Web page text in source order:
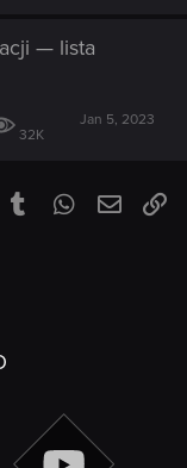
— lista
32K
Jan 5, 2023
TumblrWhatsApp
Email